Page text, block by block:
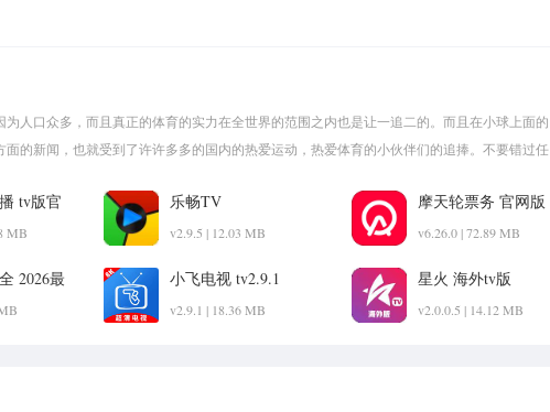
人口众多，而且真正的体育的实力在全世界的范围之内也是让一追二的。而且在小球上面的
的新闻，也就受到了许许多多的国内的热爱运动，热爱体育的小伙伴们的追捧。不要错过任
tv版官
MB
乐畅TV
v2.9.5 | 12.03 MB
摩天轮票务 官网版
v6.26.0 | 72.89 MB
2026最 小飞电视 tv2.9.1
v2.9.1 | 18.36 MB
星火 海外tv版
v2.0.0.5 | 14.12 MB